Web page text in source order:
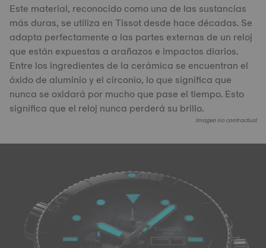
Este material, reconocido como una de las sustancias
más duras, se utiliza en Tissot desde hace décadas. Se
adapta perfectamente a las partes externas de un reloj
que están expuestas a arañazos e impactos diarios.
Entre los ingredientes de la cerámica se encuentran el
óxido de aluminio y el circonio, lo que significa que
nunca se oxidará por mucho que pase el tiempo. Esto
significa que el reloj nunca perderá su brillo.
Imagen no contractual